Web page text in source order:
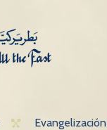
Evangelización